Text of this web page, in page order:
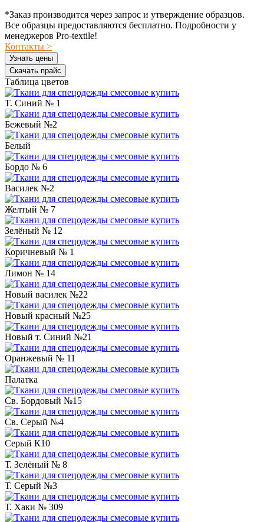
*Заказ производится через запрос и утверждение образцов.
Все образцы предоставляются бесплатно. Подробности у
менеджеров Pro-textile!
Контакты >
Узнать цены
Скачать прайс
Таблица цветов
T. Синий № 1
Бежевый №2
Белый
Бордо № 6
Василек №2
Желтый № 7
Зелёный № 12
Коричневый № 1
Лимон № 14
Новый василек №22
Новый красный №25
Новый т. Синий №21
Оранжевый № 11
Палатка
Св. Бордовый №15
Св. Серый №4
Серый К10
Т. Зелёный № 8
Т. Серый №3
Т. Хаки № 309